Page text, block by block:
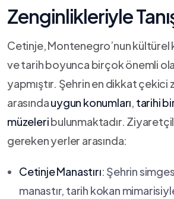
Zenginlikleriyle
Cetinje, Montenegro’nun kültürel
ve tarih boyunca birçok önemli
‌yapmıştır.⁢ Şehrin en dikkat çekici
arasındauygun konumları, tarihi
müzeleribulunmaktadır.
gereken yerler arasında:
Cetinje Manastırı: Şehrin
manastır, tarih kokan